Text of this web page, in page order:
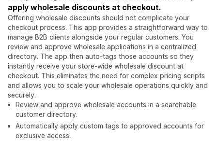
apply wholesale discounts at checkout.
Offering wholesale discounts should not complicate your
checkout process. This app provides a straightforward way to
manage B2B clients alongside your regular customers. You
review and approve wholesale applications in a centralized
directory. The app then auto-tags those accounts so they
instantly receive your store-wide wholesale discount at
checkout. This eliminates the need for complex pricing scripts
and allows you to scale your wholesale operations quickly and
securely.
Review and approve wholesale accounts in a searchable
customer directory.
Automatically apply custom tags to approved accounts for
exclusive access.